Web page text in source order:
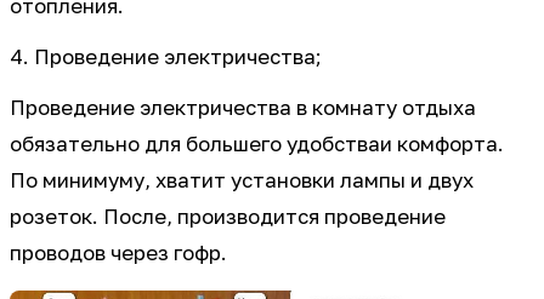
отопления.
4. Проведение электричества;
Проведение электричества в комнату отдыха
обязательно для большего удобстваи комфорта.
По минимуму, хватит установки лампы и двух
розеток. После, производится проведение
проводов через гофр.